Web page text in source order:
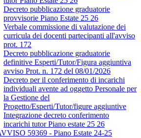
Decreto pubblicazione graduatorie
provvisorie Piano Estate 25 26
Verbale commissione di valutazione dei
curricula dei docenti partecipanti all'avviso
prot. 172
Decreto pubblicazione graduatorie
definitive Esperti/Tutor/Figura aggiuntiva
avviso Prot. n. 172 del 08/01/2026
Decreto per il conferimento di incarichi
individuali avente ad oggetto Personale per
la Gestione del
Progetto/Esperti/Tutor/figure aggiuntive
Integrazione decreto conferimento
incarichi tutor Piano estate 25 26
59369 - Piano Estate 24-25